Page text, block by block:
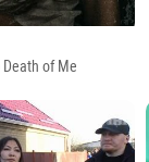
of Me